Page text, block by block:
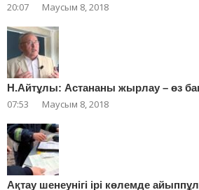
20:07 Маусым 8, 2018
Н.Айтұлы: Астананы жырлау – өз
07:53 Маусым 8, 2018
Ақтау шенеунігі ірі көлемде